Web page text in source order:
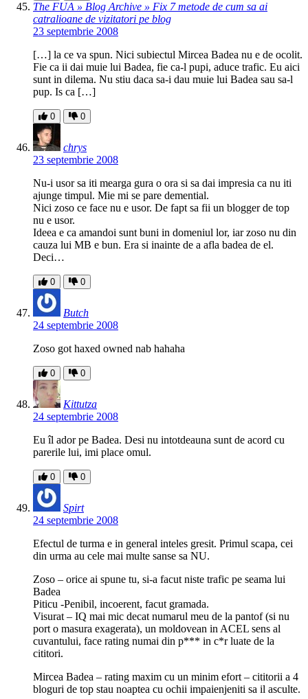
The FUA » Blog Archive » Fix 7 metode de cum sa ai
catralioane de vizitatori pe blog
23 septembrie 2008
[…] la ce va spun. Nici subiectul Mircea Badea nu e de ocolit.
Fie ca ii dai muie lui Badea, fie ca-l pupi, aduce trafic. Eu aici
sunt in dilema. Nu stiu daca sa-i dau muie lui Badea sau sa-l
pup. Is ca […]
0 0
chrys
23 septembrie 2008
Nu-i usor sa iti mearga gura o ora si sa dai impresia ca nu iti
ajunge timpul. Mie mi se pare demential.
Nici zoso ce face nu e usor. De fapt sa fii un blogger de top
nu e usor.
Ideea e ca amandoi sunt buni in domeniul lor, iar zoso nu din
cauza lui MB e bun. Era si inainte de a afla badea de el.
Deci…
0 0
Butch
24 septembrie 2008
Zoso got haxed owned nab hahaha
0 0
Kittutza
24 septembrie 2008
Eu îl ador pe Badea. Desi nu intotdeauna sunt de acord cu
parerile lui, imi place omul.
0 0
Spirt
24 septembrie 2008
Efectul de turma e in general inteles gresit. Primul scapa, cei
din urma au cele mai multe sanse sa NU.
Zoso – orice ai spune tu, si-a facut niste trafic pe seama lui
Badea
Piticu -Penibil, incoerent, facut gramada.
Visurat – IQ mai mic decat numarul meu de la pantof (si nu
port o masura exagerata), un moldovean in ACEL sens al
cuvantului, face rating numai din p*** in c*r luate de la
cititori.
Mircea Badea – rating maxim cu un minim efort – cititorii a 4
bloguri de top stau noaptea cu ochii impaienjeniti sa il asculte.